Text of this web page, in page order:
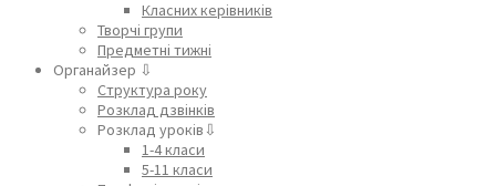
Класних керівників
Творчі групи
Предметні тижні
Органайзер ⇩
Структура року
Розклад дзвінків
Розклад уроків⇩
1-4 класи
5-11 класи